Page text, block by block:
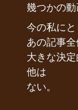
幾つかの動
今の私に
あの記事
大きな決
他は
ない。